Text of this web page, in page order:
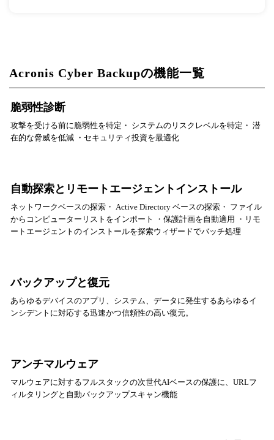
Acronis Cyber Backupの機能一覧
脆弱性診断
攻撃を受ける前に脆弱性を特定・ システムのリスクレベルを特定・ 潜
在的な脅威を低減 ・セキュリティ投資を最適化
自動探索とリモートエージェントインストール
ネットワークベースの探索・ Active Directory ベースの探索・ ファイル
からコンピューターリストをインポート ・保護計画を自動適用 ・リモ
ートエージェントのインストールを探索ウィザードでバッチ処理
バックアップと復元
あらゆるデバイスのアプリ、システム、データに発生するあらゆるイ
ンシデントに対応する迅速かつ信頼性の高い復元。
アンチマルウェア
マルウェアに対するフルスタックの次世代AIベースの保護に、URLフ
ィルタリングと自動バックアップスキャン機能